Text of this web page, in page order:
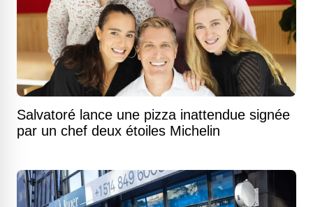
Salvatoré lance une pizza inattendue signée
par un chef deux étoiles Michelin